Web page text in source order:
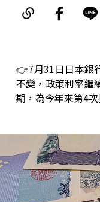
👉7月31日日本銀
不變，政策利率繼
期，為今年來第4次